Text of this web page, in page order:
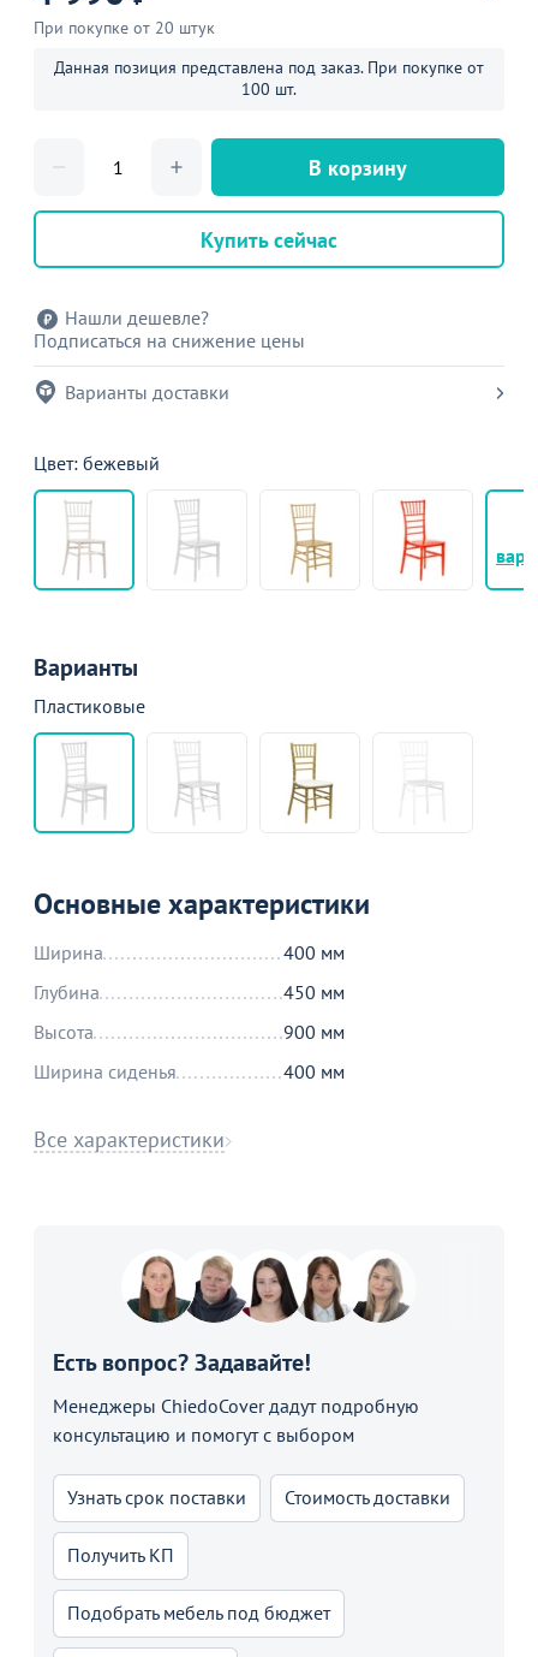
При покупке от 20 штук
Данная позиция представлена под заказ. При покупке от
100 шт.
В корзину
Купить сейчас
Нашли дешевле?
Подписаться на снижение цены
Варианты доставки
Цвет: бежевый
Варианты
Пластиковые
Основные характеристики
Ширина
400 мм
Глубина
450 мм
Высота
900 мм
Ширина сиденья
400 мм
Все характеристики
Есть вопрос? Задавайте!
Менеджеры ChiedoCover дадут подробную
консультацию и помогут с выбором
Узнать срок поставки Стоимость доставки
Получить КП
Подобрать мебель под бюджет